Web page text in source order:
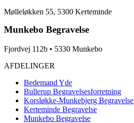
Mølleløkken 55, 5300 Kerteminde
Munkebo Begravelse
Fjordvej 112b • 5330 Munkebo
AFDELINGER
Bedemand Yde
Bullerup Begravelsesforretning
Korsløkke-Munkebjerg Begravelse
Kerteminde Begravelse
Munkebo Begravelse